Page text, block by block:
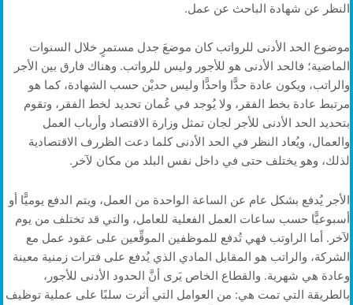
النظر عن شهادة الباحث عن عمل.
موضوع الحد الأدنى للرواتب كان موضعَ جدل مستمرٍ خلال السنوات
الماضية؛ فالحد الأدنى هو للأجور وليس للرواتب. وهناك فارق بين الأجر
والراتب، ويكون عادة حدًّا واحدًّا وليس حديْن حسب الشهادة، كما هو
مرتبط عادة بخط الفقر، ولا يُوجد في عُمان تحديد لخط الفقر، وتقوم
بتحديد الحد الأدنى للأجر لجان تمثل وزارة الاقتصاد وأرباب العمل
والعمال، ويُعاد النظر في الحد الأدنى كلما دعت الظررف الاقتصادية
لذلك، وهو يختلف حتى في داخل نفس البلد من مكان لآخر.
الأجر يُدفع بشكل عام عن الساعة الواحدة من العمل، ويتم الدفع يوميًّا أو
أسبوعيًّا حسب ساعات العمل الفعلية للعامل، والتي قد تختلف من يوم
لآخر. أما الراوتب فهي تُدفع للموظفين الموقِّعين على عقود عمل مع
الشركة، والراتب هو المقابل المادي الذي يُدفع على فترات زمنية معينة
وعادة هي شهرية. والقطاع الخاص يَرى أنَّ الحدود الأدنى للأجور،
بالطريقة التي تمت هي: من العوامل التي أثرت سلبًا على عملية توظيف